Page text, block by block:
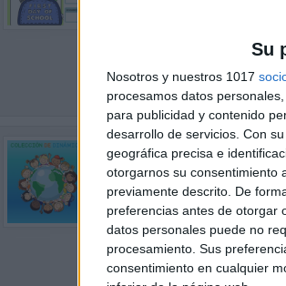
Su
Nosotros y nuestros 1017
procesamos datos
para publicidad y contenido
desarrollo de servicios. Con
geográfica precisa e
otorgarnos su consentimiento
previamente descrito. De
preferencias antes de otorgar
datos personales puede no
procesamiento. Sus
consentimiento en cualquier
Ya no queda
eso que
súper recurso
SEGUIR
0
INICIO DE
Publicado el 13
Nueve
necesarias
pertenecientes